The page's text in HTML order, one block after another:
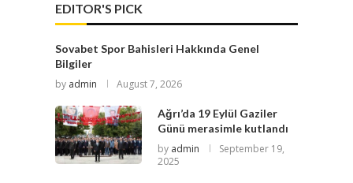
EDITOR'S PICK
Sovabet Spor Bahisleri Hakkında Genel
Bilgiler
by admin August 7, 2026
Ağrı’da 19 Eylül Gaziler
Günü merasimle kutlandı
by admin
September 19,
2025